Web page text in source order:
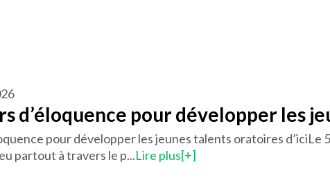
d’éloquence pour développer les
pour développer les jeunes talents oratoires d’iciLe
partout à travers le p...Lire plus[+]